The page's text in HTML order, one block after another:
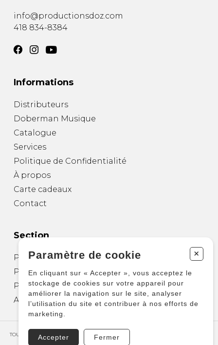
info@productionsdoz.com
418 834-8384
Informations
Distributeurs
Doberman Musique
Catalogue
Services
Politique de Confidentialité
À propos
Carte cadeaux
Contact
Section
Partitions pour guitare
Partitions pour autres instruments
Partitions pour ensembles
Autres produits
TOUS DROITS RÉSERVÉS © COPYRIGHT 2026 – PRODUCTIONS D'OZ
Paramètre de cookie +
En cliquant sur « Accepter », vous acceptez le
stockage de cookies sur votre appareil pour
améliorer la navigation sur le site, analyser
l’utilisation du site et contribuer à nos efforts de
marketing.
Accepter Fermer